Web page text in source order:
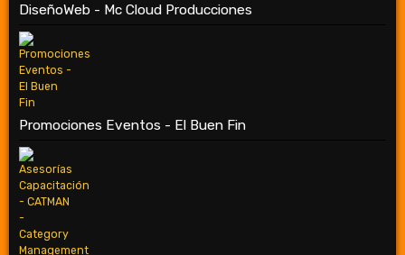
DiseñoWeb - Mc Cloud Producciones
Promociones Eventos - El Buen Fin